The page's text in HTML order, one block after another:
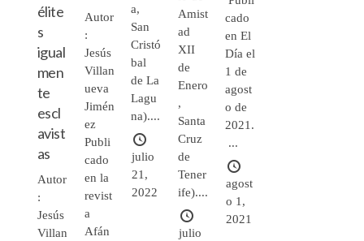
élite
s
igual
men
te
escl
avist
as
Autor
:
Jesús
Villan
Autor
:
Jesús
Villan
ueva
Jimén
ez
Publi
cado
en la
revist
a
Afán
a,
San
Cristó
bal
de La
Lagu
na)....
julio
21,
2022
Amist
ad
XII
de
Enero
,
Santa
Cruz
de
Tener
ife)....
julio
cado
en El
Día el
1 de
agost
o de
2021.
...
agost
o 1,
2021